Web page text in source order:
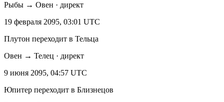
Рыбы → Овен · директ
19 февраля 2095, 03:01 UTC
Плутон переходит в Тельца
Овен → Телец · директ
9 июня 2095, 04:57 UTC
Юпитер переходит в Близнецов